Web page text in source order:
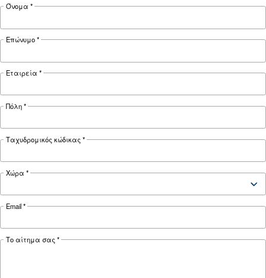
ΠΕΠΙΕΣΜΈΝΟΣ ΑΈΡΑΣ
Εργαλεία
αεροσυμπιεστών για ένα
Μάθετε περισσότερα για το πώς τα εργαλεία
παρακολούθησης αεροσυμπιεστών